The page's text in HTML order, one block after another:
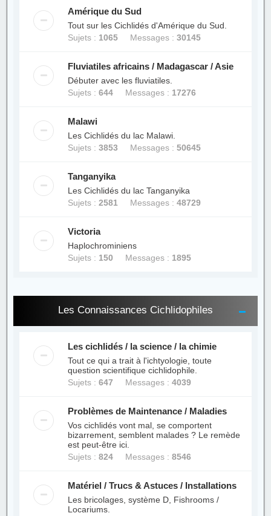
Amérique du Sud
Tout sur les Cichlidés d'Amérique du Sud.
Sujets : 1065 Messages :30145
Fluviatiles africains / Madagascar / Asie
Débuter avec les fluviatiles.
Sujets :644 Messages : 17276
Malawi
Les Cichlidés du lac Malawi.
Sujets :3853 Messages :50645
Tanganyika
Les Cichlidés du lac Tanganyika
Sujets :2581 Messages :48729
Victoria
Haplochrominiens
Sujets : 150 Messages : 1895
Les Connaissances Cichlidophiles
Les cichlidés / la science / la chimie
Tout ce qui a trait à l'ichtyologie, toute
question scientifique cichlidophile.
Sujets :647 Messages :4039
Problèmes de Maintenance / Maladies
Vos cichlidés vont mal, se comportent
bizarrement, semblent malades ? Le remède
est peut-être ici.
Sujets :824 Messages :8546
Matériel / Trucs & Astuces / Installations
Les bricolages, système D, Fishrooms /
Locariums.